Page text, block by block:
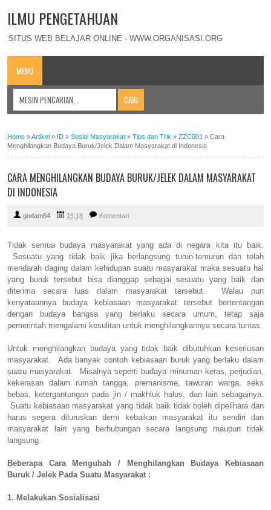
ILMU PENGETAHUAN
SITUS WEB BELAJAR ONLINE - WWW.ORGANISASI.ORG
MENU
Home »Artikel » ID » Sosial Masyarakat » Tips dan Trik » ZZC001 » Cara
Menghilangkan Budaya Buruk/Jelek Dalam Masyarakat di Indonesia
CARA MENGHILANGKAN BUDAYA BURUK/JELEK DALAM MASYARAKAT
DI INDONESIA
godam64 15:18 Komentari
Tidak semua budaya masyarakat yang ada di negara kita itu baik.
Sesuatu yang tidak baik jika berlangsung turun-temurun dan telah
mendarah daging dalam kehidupan suatu masyarakat maka sesuatu hal
yang buruk tersebut bisa dianggap sebagai sesuatu yang baik dan
diterima secara luas dalam masyarakat tersebut. Walau pun
kenyataannya budaya kebiasaan masyarakat tersebut bertentangan
dengan budaya bangsa yang berlaku secara umum, tetap saja
pemerintah mengalami kesulitan untuk menghilangkannya secara tuntas.
Untuk menghilangkan budaya yang tidak baik dibutuhkan keseriusan
masyarakat. Ada banyak contoh kebiasaan buruk yang berlaku dalam
suatu masyarakat. Misalnya seperti budaya minuman keras, perjudian,
kekerasan dalam rumah tangga, premanisme, tawuran warga, seks
bebas, ketergantungan pada jin / makhluk halus, dan lain sebagainya.
Suatu kebiasaan masyarakat yang tidak baik tidak boleh dipelihara dan
harus segera diluruskan demi kebaikan masyarakat itu sendiri dan
masyarakat lain yang berhubungan secara langsung maupun tidak
langsung.
Beberapa Cara Mengubah / Menghilangkan Budaya Kebiasaan
Buruk / Jelek Pada Suatu Masyarakat :
1. Melakukan Sosialisasi